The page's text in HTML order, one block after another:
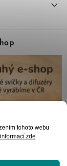
tohoto webu
zde